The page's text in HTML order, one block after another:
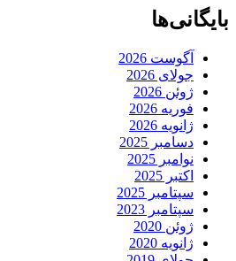
بایگانی‌ها
آگوست 2026
جولای 2026
ژوئن 2026
فوریه 2026
ژانویه 2026
دسامبر 2025
نوامبر 2025
اکتبر 2025
سپتامبر 2025
سپتامبر 2023
ژوئن 2020
ژانویه 2020